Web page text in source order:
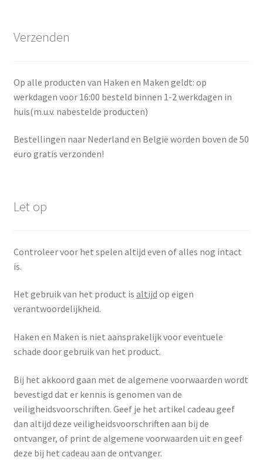
Verzenden
Op alle producten van Haken en Maken geldt: op
werkdagen voor 16:00 besteld binnen 1-2 werkdagen in
huis(m.u.v. nabestelde producten)
Bestellingen naar Nederland en België worden boven de 50
euro gratis verzonden!
Let op
Controleer voor het spelen altijd even of alles nog intact
is.
Het gebruik van het product is altijd op eigen
verantwoordelijkheid.
Haken en Maken is niet aansprakelijk voor eventuele
schade door gebruik van het product.
Bij het akkoord gaan met de algemene voorwaarden wordt
bevestigd dat er kennis is genomen van de
veiligheidsvoorschriften. Geef je het artikel cadeau geef
dan altijd deze veiligheidsvoorschriften aan bij de
ontvanger, of print de algemene voorwaarden uit en geef
deze bij het cadeau aan de ontvanger.